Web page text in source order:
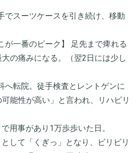
でスーツケースを引き続け、移動
が一番のピーク】 足先まで痺れる
の痛みになる。（翌2日には少し
へ転院。徒手検査とレントゲンに
能性が高い」と言われ、リハビリ
用事があり1万歩歩いた日。
して「くぎっ」となり、ビリビリ